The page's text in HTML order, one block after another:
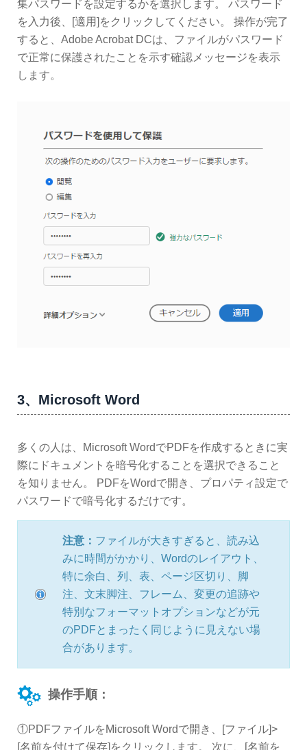
集パスワードを設定するかを選択します。 パスワード
を入力後、[適用]をクリックしてください。 操作が完了
すると、Adobe Acrobat DCは、ファイルがパスワード
で正常に保護されたことを示す確認メッセージを表示
します。
3、Microsoft Word
多くの人は、Microsoft WordでPDFを作成するときに実
際にドキュメントを暗号化することを選択できること
を知りません。 PDFをWordで開き、プロパティ設定で
パスワードで暗号化するだけです。
注意： ファイルが大きすぎると、読み込
みに時間がかかり、Wordのレイアウト、
特に余白、列、表、ページ区切り、脚
注、文末脚注、フレーム、変更の追跡や
特別なフォーマットオプションなどが元
のPDFとまったく同じように見えない場
合があります。
操作手順：
①PDFファイルをMicrosoft Wordで開き、[ファイル]>
[名前を付けて保存]をクリックします。 次に、[名前を